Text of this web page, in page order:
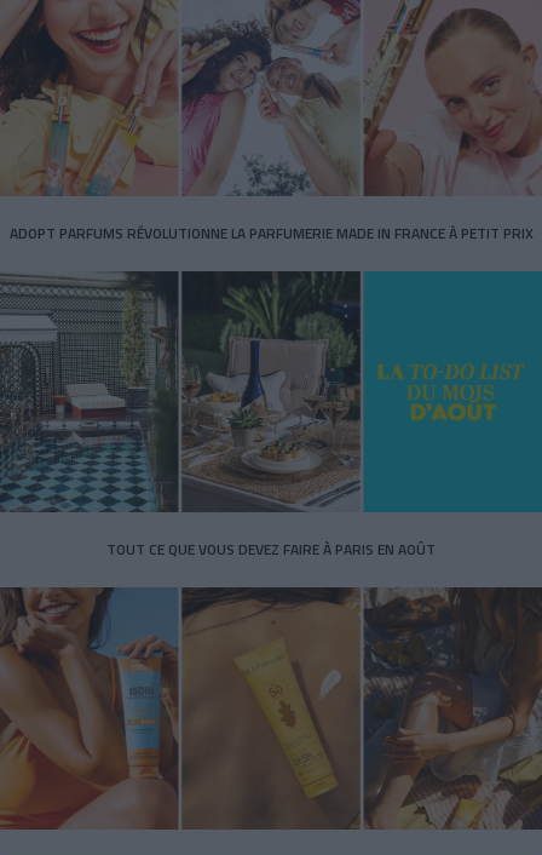
ADOPT PARFUMS RÉVOLUTIONNE LA PARFUMERIE MADE IN FRANCE À PETIT PRIX
TOUT CE QUE VOUS DEVEZ FAIRE À PARIS EN AOÛT